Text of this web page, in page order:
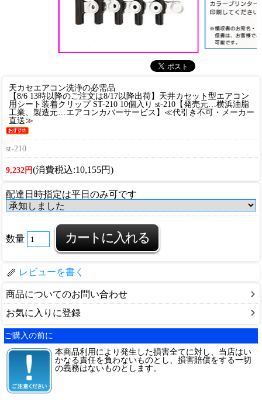
天カセエアコン洗浄の必需品
【8/6 13時以降のご注文は8/17以降出荷】天井カセット型エアコン
用シート装着クリップ ST-210 10個入り st-210【発売元…横浜油脂
工業、製造元…エアコンカバーサービス】≪代引き不可・メーカー
直送≫
st-210
9,232円(消費税込:10,155円)
配達日時指定は平日のみ可です
数量
レビューを書く
商品についてのお問い合わせ
お気に入りに登録
ご購入の前に
本商品利用により発生した損害全てに対し、当店はい
かなる責任を負わないものとし、損害賠償をする一切
の義務はないものとします。